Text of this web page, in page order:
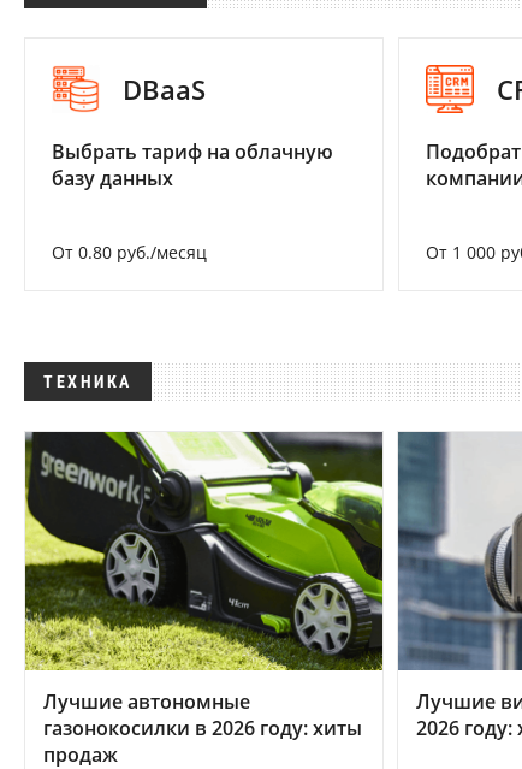
DBaaS
Выбрать тариф на облачную
базу данных
От 0.80 руб./месяц От 1 000
ТЕХНИКА
Лучшие автономные
газонокосилки в 2026 году: хиты
продаж
Лучшие
2026